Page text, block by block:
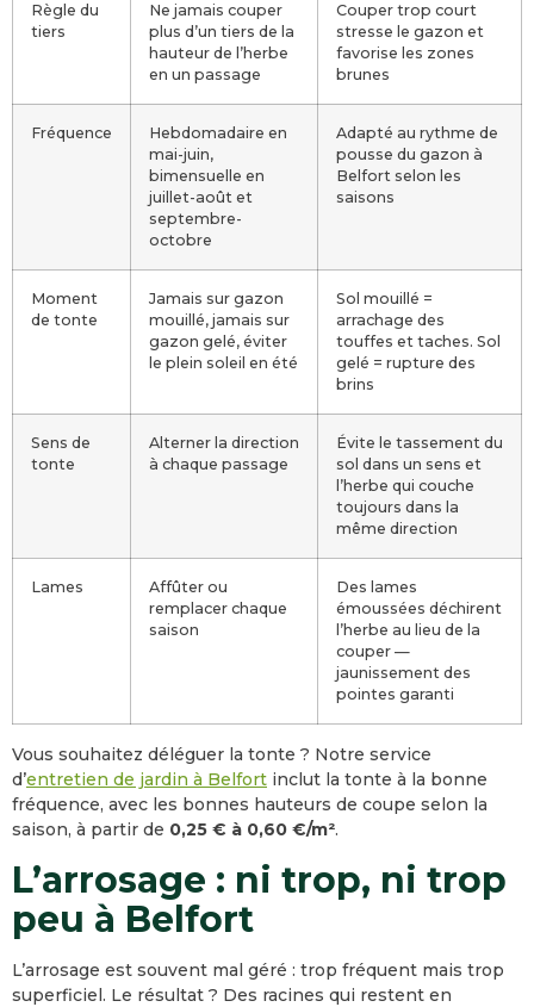
Règle du
tiers
Ne jamais couper
plus d’un tiers de la
hauteur de l’herbe
en un passage
Couper trop court
stresse le gazon et
favorise les zones
brunes
Fréquence
Hebdomadaire en
mai-juin,
bimensuelle en
juillet-août et
septembre-
octobre
Adapté au rythme de
pousse du gazon à
Belfort selon les
saisons
Moment
de tonte
Jamais sur gazon
mouillé, jamais sur
gazon gelé, éviter
le plein soleil en été
Sol mouillé =
arrachage des
touffes et taches. Sol
gelé = rupture des
brins
Sens de
tonte
Alterner la direction
à chaque passage
Évite le tassement du
sol dans un sens et
l’herbe qui couche
toujours dans la
même direction
Lames
Affûter ou
remplacer chaque
saison
Des lames
émoussées déchirent
l’herbe au lieu de la
couper —
jaunissement des
pointes garanti
Vous souhaitez déléguer la tonte ? Notre service
d’entretien de jardin à Belfort inclut la tonte à la bonne
fréquence, avec les bonnes hauteurs de coupe selon la
saison, à partir de 0,25 € à 0,60 €/m².
L’arrosage : ni trop, ni trop
peu à Belfort
L’arrosage est souvent mal géré : trop fréquent mais trop
superficiel. Le résultat ? Des racines qui restent en